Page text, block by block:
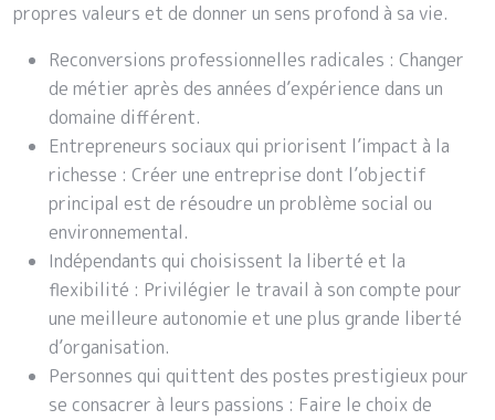
propres valeurs et de donner un sens profond à sa vie.
Reconversions professionnelles radicales : Changer
de métier après des années d’expérience dans un
domaine différent.
Entrepreneurs sociaux qui priorisent l’impact à la
richesse : Créer une entreprise dont l’objectif
principal est de résoudre un problème social ou
environnemental.
Indépendants qui choisissent la liberté et la
flexibilité : Privilégier le travail à son compte pour
une meilleure autonomie et une plus grande liberté
d’organisation.
Personnes qui quittent des postes prestigieux pour
se consacrer à leurs passions : Faire le choix de